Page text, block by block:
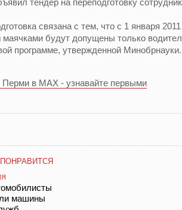
тендер на переподготовку
связана с тем, что с 1 января
будут допущены только
программе, утвержденной Минобрнауки.
Перми в MAX - узнавайте первыми
машины